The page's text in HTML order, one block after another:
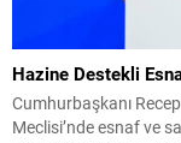
Hazine Destekli
Cumhurbaşkanı
Meclisi’nde esnaf ve